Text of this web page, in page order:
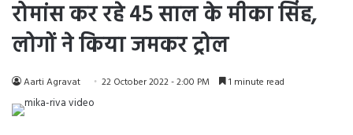
रोमांस कर रहे 45 साल के मीका सिंह,
लोगों ने किया जमकर ट्रोल
Aarti Agravat 22 October 2022 - 2:00 PM 1 minute read